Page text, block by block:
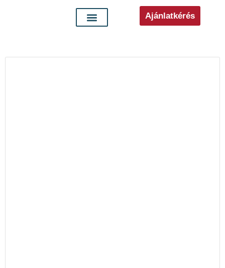
Ajánlatkérés